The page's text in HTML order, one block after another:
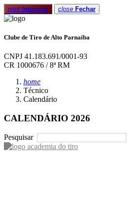
print Imprimir close Fechar
Clube de Tiro de Alto Parnaíba
CNPJ 41.183.691/0001-93
CR 1000676 / 8ª RM
home
Técnico
Calendário
CALENDÁRIO 2026
Pesquisar